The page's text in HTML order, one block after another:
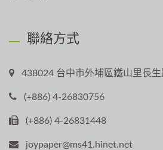
聯絡方式
438024 台中市外埔區鐵山里長
(+886) 4-26830756
(+886) 4-26831448
joypaper@ms41.hinet.net